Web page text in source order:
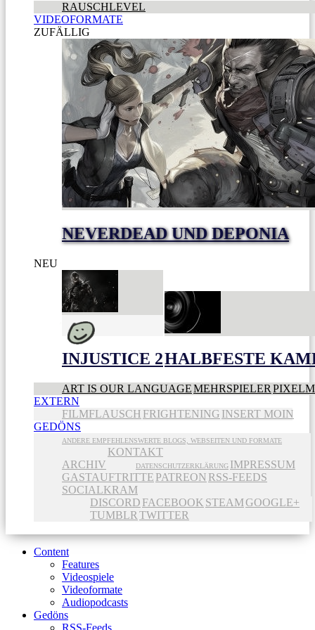
RAUSCHLEVEL
VIDEOFORMATE
ZUFÄLLIG
NEVERDEAD UND DEPONIA
NEU
INJUSTICE 2HALBFESTE
ART IS OUR LANGUAGEMEHRSPIELER
EXTERN
FILMFLAUSCH FRIGHTENING INSERT MOIN
GEDÖNS
ANDERE EMPFEHLENSWERTE BLOGS, WEBSEITEN UND FORMATE
ARCHIV
KONTAKT
DATENSCHUTZERKLÄRUNG IMPRESSUM
GASTAUFTRITTE PATREON RSS-FEEDS
SOCIALKRAM
DISCORD FACEBOOK STEAMGOOGLE+
TUMBLR TWITTER
Content
Features
Videospiele
Videoformate
Audiopodcasts
Gedöns